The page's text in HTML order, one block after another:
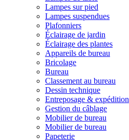
Lampes sur pied
Lampes suspendues
Plafonniers
Éclairage de jardin
Éclairage des plantes
Appareils de bureau
Bricolage
Bureau
Classement au bureau
Dessin technique
Entreposage & expédition
Gestion du câblage
Mobilier de bureau
Mobilier de bureau
Papeterie